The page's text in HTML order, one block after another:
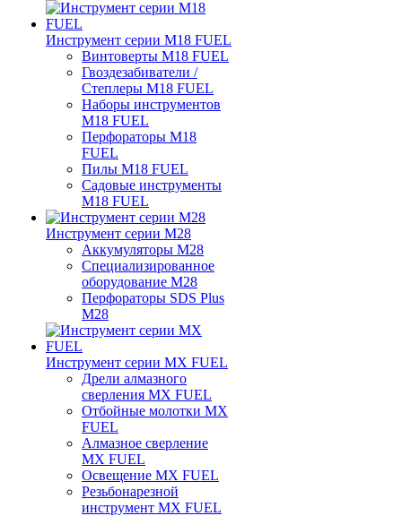
Инструмент серии M18 FUEL
Винтоверты M18 FUEL
Гвоздезабиватели /
Степлеры M18 FUEL
Наборы инструментов
M18 FUEL
Перфораторы M18
FUEL
Пилы M18 FUEL
Садовые инструменты
M18 FUEL
Инструмент серии M28
Аккумуляторы M28
Специализированное
оборудование M28
Перфораторы SDS Plus
M28
Инструмент серии MX FUEL
Дрели алмазного
сверления MX FUEL
Отбойные молотки MX
FUEL
Алмазное сверление
MX FUEL
Освещение MX FUEL
Резьбонарезной
инструмент MX FUEL